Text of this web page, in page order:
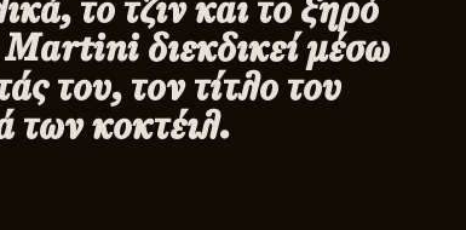
Martiniδιεκδικεί μέσω
του, τον τίτλο του
των κοκτέιλ.